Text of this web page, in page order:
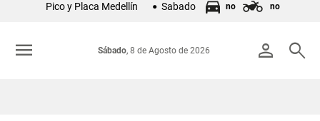
Colombia
Pico y Placa Medellín Sabado no no
person search
Sábado, 8 de Agosto de 2026
menu